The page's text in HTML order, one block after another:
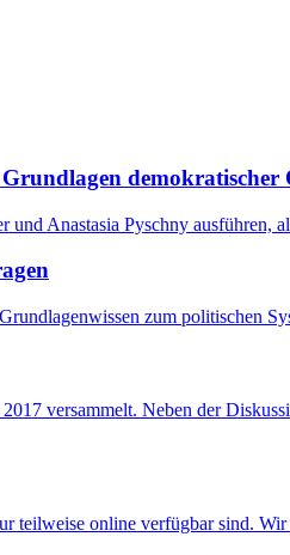
demokratischer
Anastasia Pyschny
zum politischen
versammelt. Neben der
teilweise online verfügbar sind.